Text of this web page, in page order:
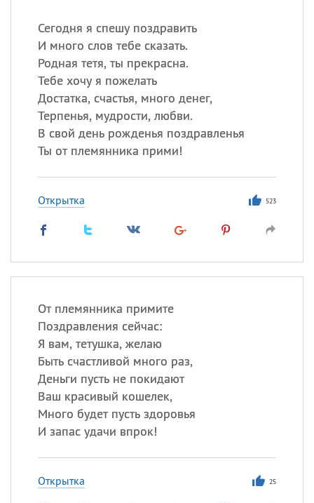
Сегодня я спешу поздравить
И много слов тебе сказать.
Родная тетя, ты прекрасна.
Тебе хочу я пожелать
Достатка, счастья, много денег,
Терпенья, мудрости, любви.
В свой день рожденья поздравленья
Ты от племянника прими!
Открытка 523
От племянника примите
Поздравления сейчас:
Я вам, тетушка, желаю
Быть счастливой много раз,
Деньги пусть не покидают
Ваш красивый кошелек,
Много будет пусть здоровья
И запас удачи впрок!
Открытка 25
происхождение